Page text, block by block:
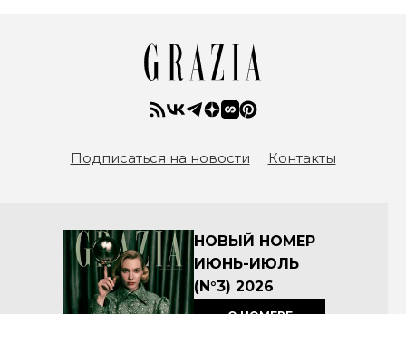
Подписаться на новости Контакты
НОВЫЙ НОМЕР
ИЮНЬ-ИЮЛЬ
(N°3) 2026
О НОМЕРЕ